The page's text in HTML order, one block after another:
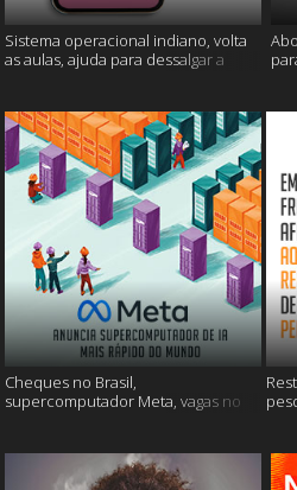
Sistema operacional indiano, volta
as aulas, ajuda para dessalgar a
Cheques no Brasil,
supercomputador Meta, vagas no